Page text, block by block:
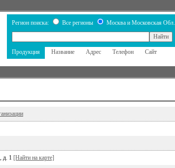
Регион поиска: Все регионы Москва и Московская Обл.
Продукция Название Адрес Телефон Сайт
д. 1 [Найти на карте]